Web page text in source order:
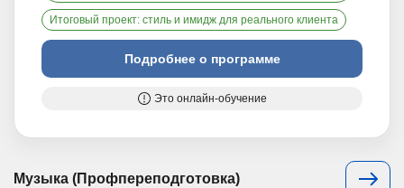
Итоговый проект: стиль и имидж для реального клиента
Подробнее о программе
Это онлайн-обучение
Музыка (Профпереподготовка)